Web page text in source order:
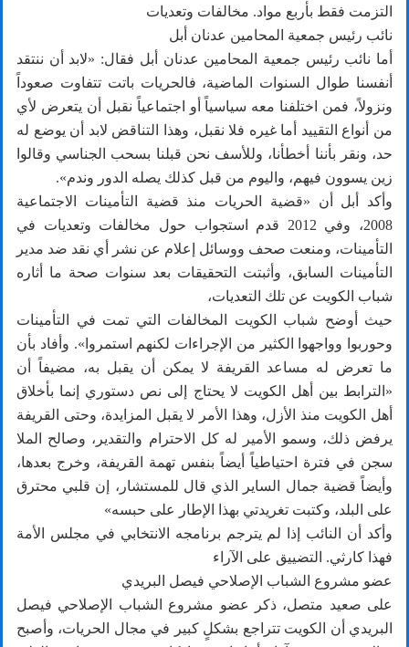
التزمت فقط بأربع مواد. مخالفات وتعديات
نائب رئيس جمعية المحامين عدنان أبل
أما نائب رئيس جمعية المحامين عدنان أبل فقال: «لابد أن ننتقد
أنفسنا طوال السنوات الماضية، فالحريات باتت تتفاوت صعوداً
ونزولاً، فمن اختلفنا معه سياسياً أو اجتماعياً نقبل أن يتعرض لأي
من أنواع التقييد أما غيره فلا نقبل، وهذا التناقض لابد أن يوضع له
حد، ونقر بأننا أخطأنا، وللأسف نحن قبلنا بسحب الجناسي وقالوا
زين يسوون فيهم، واليوم من قبل كذلك يصله الدور وندم».
وأكد أبل أن «قضية الحريات منذ قضية التأمينات الاجتماعية
2008، وفي 2012 قدم استجواب حول مخالفات وتعديات في
التأمينات، ومنعت صحف ووسائل إعلام عن نشر أي نقد ضد مدير
التأمينات السابق، وأثبتت التحقيقات بعد سنوات صحة ما أثاره
شباب الكويت عن تلك التعديات،
حيث أوضح شباب الكويت المخالفات التي تمت في التأمينات
وحوربوا وواجهوا الكثير من الإجراءات لكنهم استمروا». وأفاد بأن
ما تعرض له مساعد القريفة لا يمكن أن يقبل به، مضيفاً أن
«الترابط بين أهل الكويت لا يحتاج إلى نص دستوري إنما بأخلاق
أهل الكويت منذ الأزل، وهذا الأمر لا يقبل المزايدة، وحتى القريفة
يرفض ذلك، وسمو الأمير له كل الاحترام والتقدير، وصالح الملا
سجن في فترة احتياطياً أيضاً بنفس تهمة القريفة، وخرج بعدها،
وأيضاً قضية جمال الساير الذي قال للمستشار، إن قلبي محترق
على البلد، وكتبت تغريدتي بهذا الإطار على حبسه»
وأكد أن النائب إذا لم يترجم برنامجه الانتخابي في مجلس الأمة
فهذا كارثي. التضييق على الآراء
عضو مشروع الشباب الإصلاحي فيصل البريدي
على صعيد متصل، ذكر عضو مشروع الشباب الإصلاحي فيصل
البريدي أن الكويت تتراجع بشكلٍ كبير في مجال الحريات، وأصبح